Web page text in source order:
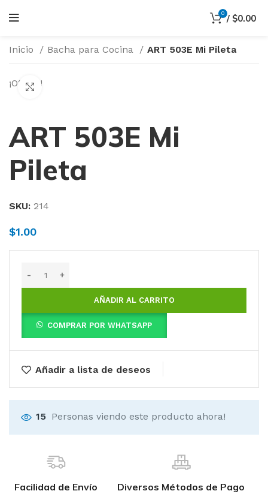
0 / $0.00
Inicio Bacha para Cocina ART 503E Mi Pileta
¡Oferta!
ART 503E Mi
Pileta
SKU: 214
$1.00
AÑADIR AL CARRITO
COMPRAR POR WHATSAPP
Añadir a lista de deseos
15 Personas viendo este producto ahora!
Facilidad de Envío Diversos Métodos de Pago